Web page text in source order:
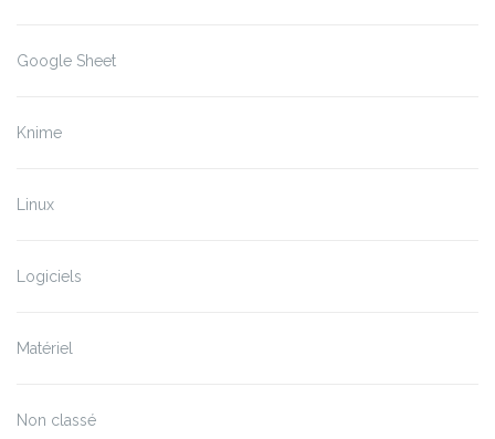
Google Sheet
Knime
Linux
Logiciels
Matériel
Non classé